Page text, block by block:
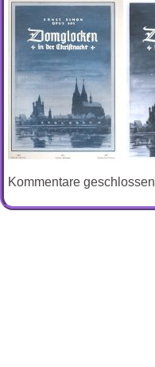
Kommentare geschlossen